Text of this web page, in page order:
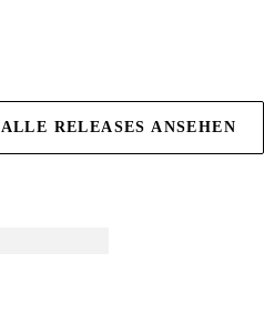
ALLE RELEASES ANSEHEN